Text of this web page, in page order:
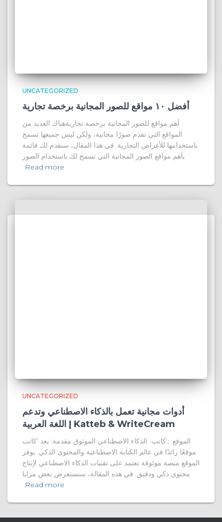
UNCATEGORIZED
أفضل ١٠ مواقع للصور المجانية برخصة تجارية
أهم مواقع للصور المجانية برخصة تجاريةهناك العديد من
المواقع التي تقدم صورًا مجانية، ولكن ليس جميعها تسمح
باستخدامها للأغراض التجارية. في هذا المقال، سنقدم لك قائمة
بأهم مواقع الصور المجانية التي تسمح لك باستخدام الصور
Read more
UNCATEGORIZED
أدوات مجانية تعمل بالذكاء الاصطناعي وتدعم
اللغة العربية | Katteb & WriteCream
الموقع: ;’كاتب- الذكاء الاصطناعي الموثوق مقدمة: يعد ‘كاتب
موقعًا رائدًا في عالم الكتابة الاصطناعية والمحتوى الذكي. يوفر
الموقع منصة موثوقة تعتمد على تقنيات الذكاء الاصطناعي لإنتاج
محتوى ذكي ودقيق. في هذه المقالة، سنستعرض بعض مزايا
Read more